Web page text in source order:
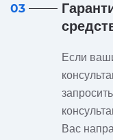
03
Если
Вас